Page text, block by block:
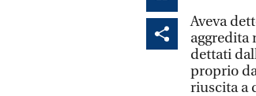
Aveva
aggredita
dettati
proprio
riuscita a